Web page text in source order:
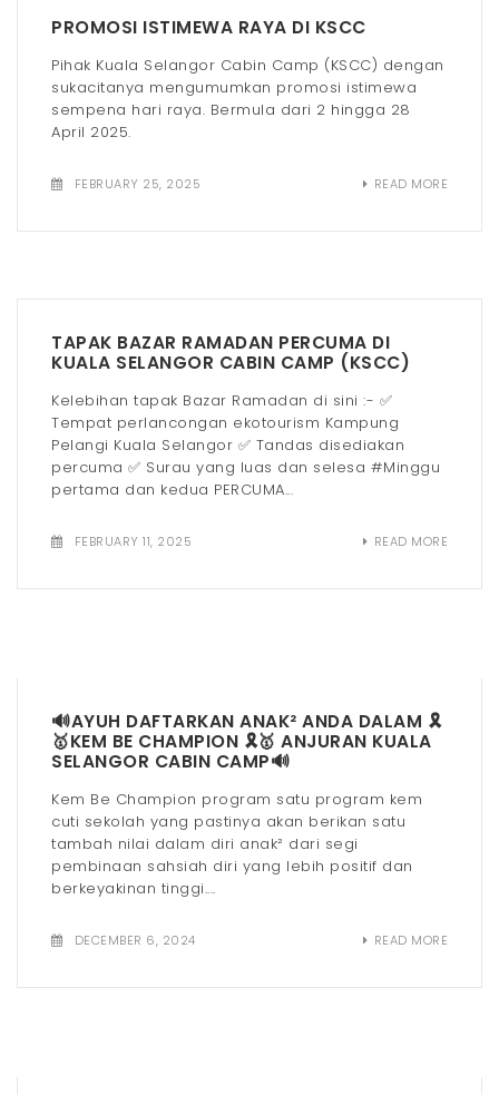
PROMOSI ISTIMEWA RAYA DI KSCC
Pihak Kuala Selangor Cabin Camp (KSCC) dengan
sukacitanya mengumumkan promosi istimewa
sempena hari raya. Bermula dari 2 hingga 28
April 2025.
FEBRUARY 25, 2025 READ MORE
TAPAK BAZAR RAMADAN PERCUMA DI
KUALA SELANGOR CABIN CAMP (KSCC)
Kelebihan tapak Bazar Ramadan di sini :- ✅
Tempat perlancongan ekotourism Kampung
Pelangi Kuala Selangor ✅ Tandas disediakan
percuma ✅ Surau yang luas dan selesa #Minggu
pertama dan kedua PERCUMA...
FEBRUARY 11, 2025 READ MORE
🔊AYUH DAFTARKAN ANAK² ANDA DALAM 🎗️
🥇KEM BE CHAMPION 🎗️🥇 ANJURAN KUALA
SELANGOR CABIN CAMP🔊
Kem Be Champion program satu program kem
cuti sekolah yang pastinya akan berikan satu
tambah nilai dalam diri anak² dari segi
pembinaan sahsiah diri yang lebih positif dan
berkeyakinan tinggi....
DECEMBER 6, 2024 READ MORE